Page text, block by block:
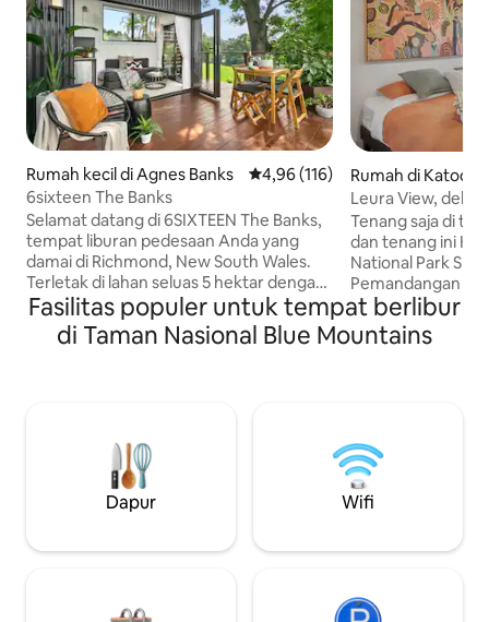
Rumah kecil di Agnes Banks Nilai rata-rata 4,96 dari 5, 116
4,96 (116)
6sixteen The Banks
Selamat datang di 6SIXTEEN The Banks,
tempat liburan pedesaan Anda yang
damai di Richmond, New South Wales.
Terletak di lahan seluas 5 hektar dengan
pemandangan Blue Mountains yang
indah, tempat peristirahatan mungil ini
sangat cocok untuk pasangan, tamu
dengan air dingin, atau nikmati sesi
sauna inframerah pribadi (tersedia
peningkatan fasilitas kesehatan
Pertengahan Maret
Rumah di
Leura View,
Tenang saja di
dan tenang ini
National Park Spa Panas dengan
Pemandangan
beton yang
menginap Anda
musim dingin.
dan Bridal Veil Falls. Tempat tidur
sangat nyaman. Dek matahari besar
yang cerah dan
bersantai,
toko.
Fasilitas populer untuk tempat berlibur
di Taman Nasional Blue Mountains
Dapur Wifi